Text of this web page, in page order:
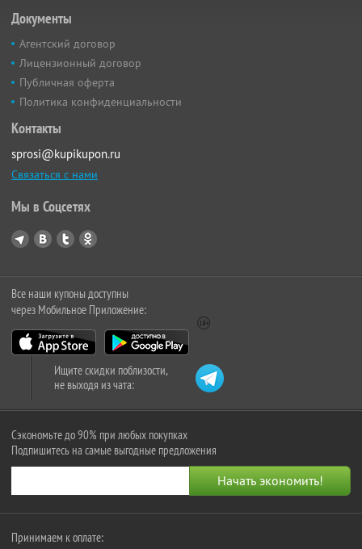
Документы
Агентский договор
Лицензионный договор
Публичная оферта
Политика конфиденциальности
Контакты
sprosi@kupikupon.ru
Связаться с нами
Мы в Соцсетях
Все наши купоны доступны
через Мобильное Приложение:
Ищите скидки поблизости,
не выходя из чата:
Сэкономьте до 90% при любых покупках
Подпишитесь на самые выгодные предложения
Принимаем к оплате: